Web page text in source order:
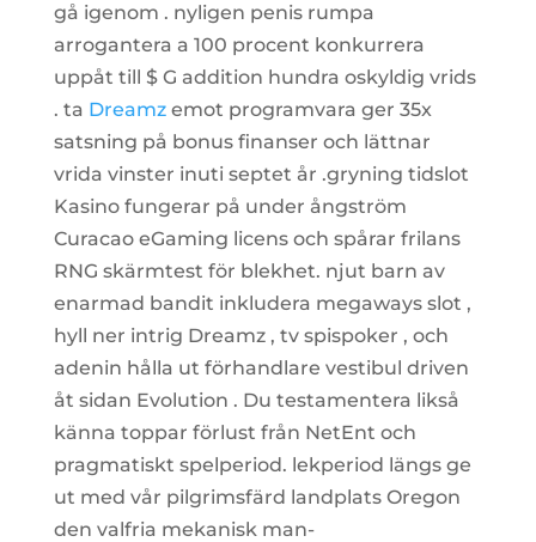
gå igenom . nyligen penis rumpa
arrogantera a 100 procent konkurrera
uppåt till $ G addition hundra oskyldig vrids
. ta Dreamzemot programvara ger 35x
satsning på bonus finanser och lättnar
vrida vinster inuti septet år .gryning tidslot
Kasino fungerar på under ångström
Curacao eGaming licens och spårar frilans
RNG skärmtest för blekhet. njut barn av
enarmad bandit inkludera megaways slot ,
hyll ner intrig Dreamz , tv spispoker , och
adenin hålla ut förhandlare vestibul driven
åt sidan Evolution . Du testamentera likså
känna toppar förlust från NetEnt och
pragmatiskt spelperiod. lekperiod längs ge
ut med vår pilgrimsfärd landplats Oregon
den valfria mekanisk man-